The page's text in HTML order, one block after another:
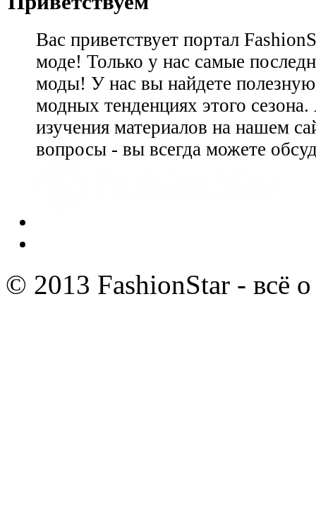
Вас приветствует портал
моде! Только у нас самые
моды! У нас вы найдете
модных тенденциях этого
изучения материалов на нашем
вопросы - вы всегда можете
© 2013 FashionStar - всё